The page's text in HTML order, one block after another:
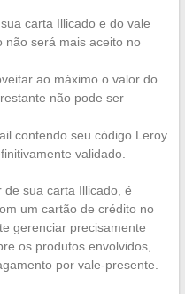
carta Illicado e do vale
não será mais aceito no
ao máximo o valor do
não pode ser
contendo seu código Leroy
validado.
sua carta Illicado, é
um cartão de crédito no
gerenciar precisamente
os produtos envolvidos,
por vale-presente.